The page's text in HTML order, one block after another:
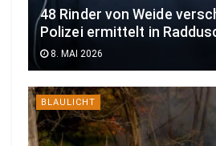
48 Rinder von Weide
Polizei ermittelt in
8. MAI 2026
BLAULICHT